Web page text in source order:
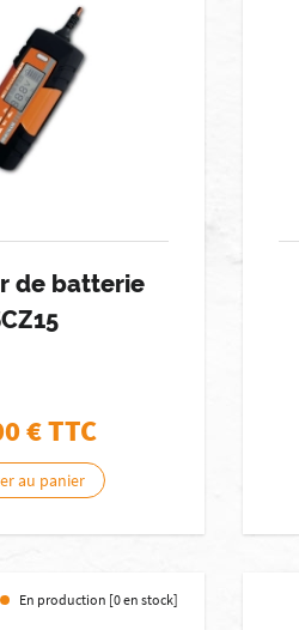
de batterie
€ TTC
au panier
En production [0 en stock]